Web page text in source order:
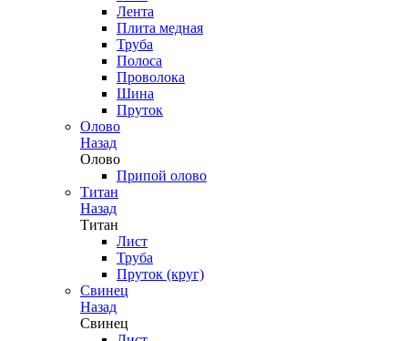
Лента
Плита медная
Труба
Полоса
Проволока
Шина
Пруток
Олово
Назад
Олово
Припой олово
Титан
Назад
Титан
Лист
Труба
Пруток (круг)
Свинец
Назад
Свинец